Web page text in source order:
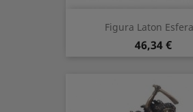
Figura Laton
Precio
46,34 €